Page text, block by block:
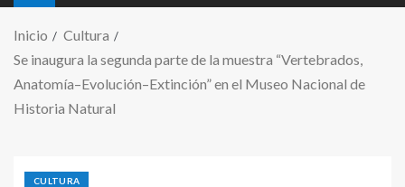
Inicio
Cultura
Se inaugura la segunda parte de la muestra “Vertebrados,
Anatomía–Evolución–Extinción” en el Museo Nacional de
Historia Natural
CULTURA